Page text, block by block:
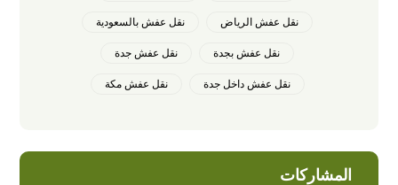
نقل عفش الرياض نقل عفش بالسعودية
نقل عفش بجدة نقل عفش جدة
نقل عفش داخل جدة نقل عفش مكة
المشاركات